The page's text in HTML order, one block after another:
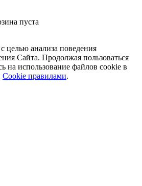
пуста
целью анализа поведения
Сайта. Продолжая пользоваться
на использование файлов cookie в
Cookiе правилами.